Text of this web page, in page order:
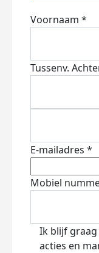
Voornaam *
Tussenv.
E-mailadres *
Mobiel
Ik blijf
acties en